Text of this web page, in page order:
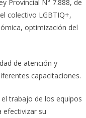
Provincial N° 7.888, de
colectivo LGBTIQ+,
optimización del
de atención y
capacitaciones.
trabajo de los equipos
efectivizar su